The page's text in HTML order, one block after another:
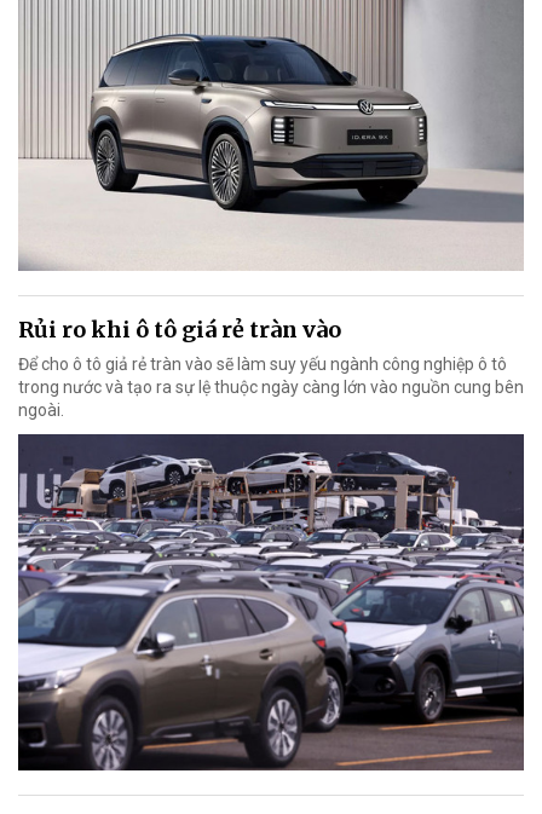
Rủi ro khi ô tô giá rẻ tràn vào
Để cho ô tô giả rẻ tràn vào sẽ làm suy yếu ngành công nghiệp ô tô
trong nước và tạo ra sự lệ thuộc ngày càng lớn vào nguồn cung bên
ngoài.